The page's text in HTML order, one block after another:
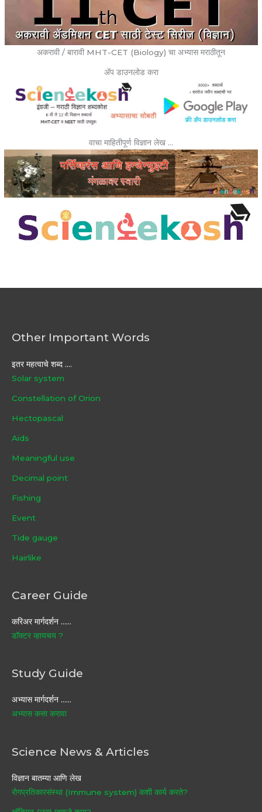
अकरावी / बारावी MHT-CET (Biology) चा अभ्यास मराठीतून
ॲप डाउनलोड करा
वाचा माहितीपूर्ण विज्ञान लेख …
Other Important Words
इतर महत्वाचे शब्द ....
Solar system
Constellation of Orion
Hectopascal
Aids
Meaningful use
Decimal point
Fishing
Event
Tide gauge
Hairlike
Career Guide
करिअर मार्गदर्शन ……
डॉक्टर व्हायचय ?
Study Guide
अभ्यास मार्गदर्शन ……
अभ्यास कसा करावा
Science News & Articles
विज्ञान बातम्या आणि लेख
रोगप्रतिकारसंस्था (Immune system) कशी कार्य करते?